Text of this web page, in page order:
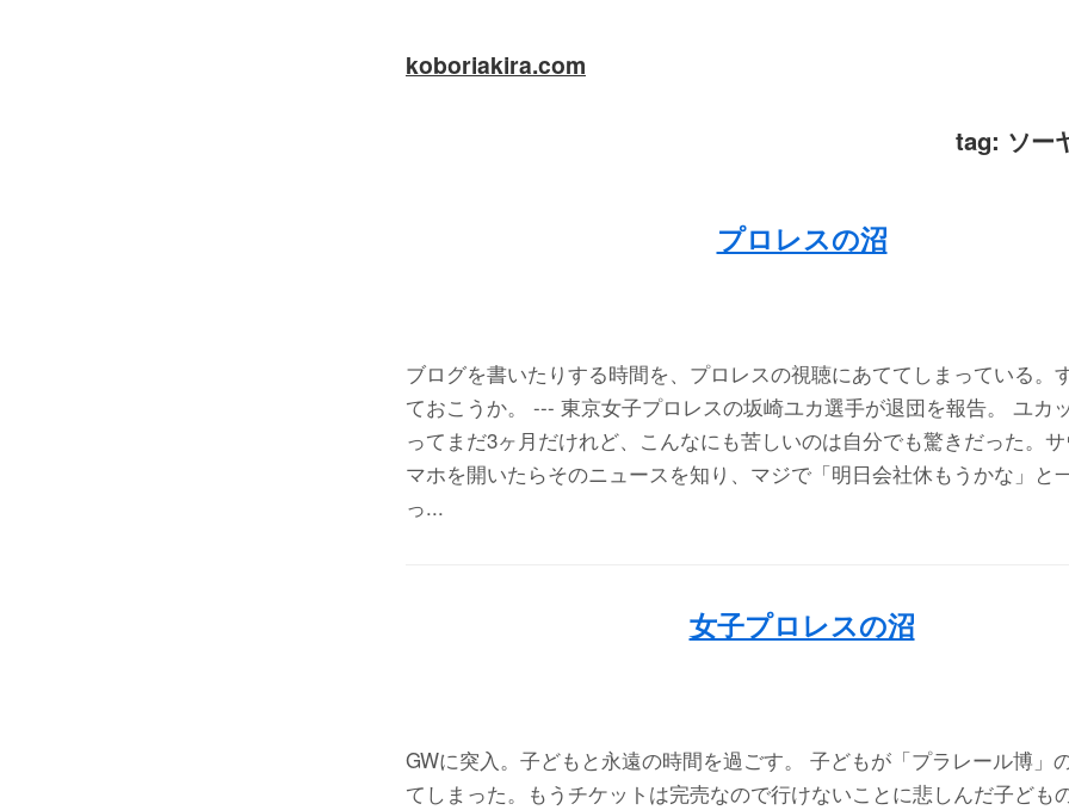
koboriakira.com
tag: ソー
プロレスの沼
ブログを書いたりする時間を、プロレスの視聴にあててしまっている。
ておこうか。 --- 東京女子プロレスの坂崎ユカ選手が退団を報告。 ユカ
ってまだ3ヶ月だけれど、こんなにも苦しいのは自分でも驚きだった。
マホを開いたらそのニュースを知り、マジで「明日会社休もうかな」と
っ...
女子プロレスの沼
GWに突入。子どもと永遠の時間を過ごす。 子どもが「プラレール博」
てしまった。もうチケットは完売なので行けないことに悲しんだ子ども